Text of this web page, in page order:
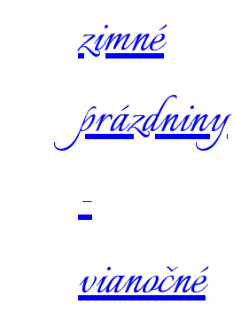
zimné
prázdniny
-
vianočné